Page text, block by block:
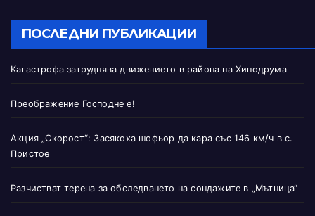
ПОСЛЕДНИ ПУБЛИКАЦИИ
Катастрофа затруднява движението в района на Хиподрума
Преображение Господне е!
Акция „Скорост“: Засякоха шофьор да кара със 146 км/ч в с.
Пристое
Разчистват терена за обследването на сондажите в „Мътница“